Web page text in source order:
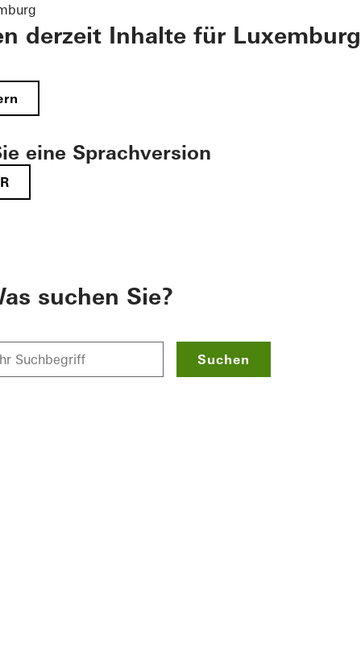
derzeit Inhalte für Luxemburg
eine Sprachversion
suchen Sie?
Suchen